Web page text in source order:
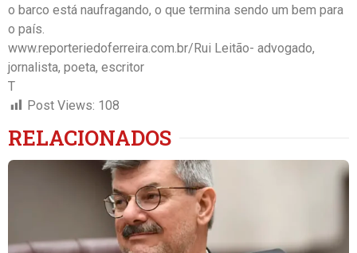
o barco está naufragando, o que termina sendo um bem para
o país. ​
www.reporteriedoferreira.com.br/Rui Leitão- advogado,
jornalista, poeta, escritor
T
Post Views: 108
RELACIONADOS